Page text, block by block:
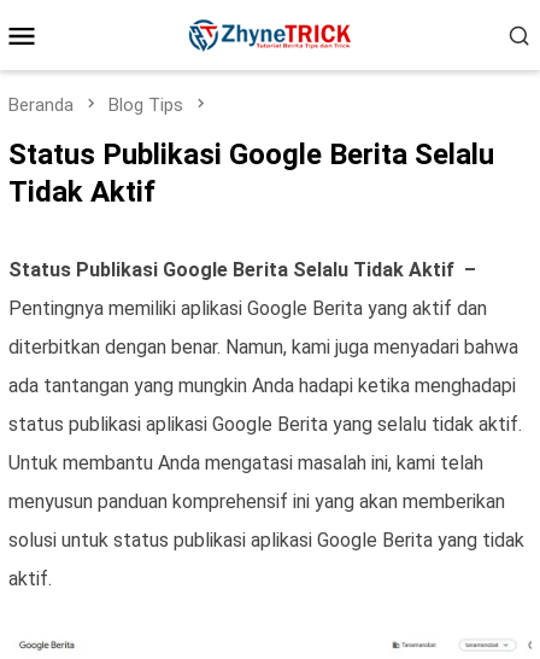
ke
Mobile
Beranda Blog Tips
Status Publikasi Google Berita Selalu
Tidak Aktif
Status Publikasi Google Berita Selalu Tidak Aktif –
Pentingnya memiliki aplikasi Google Berita yang aktif dan
diterbitkan dengan benar. Namun, kami juga menyadari bahwa
ada tantangan yang mungkin Anda hadapi ketika menghadapi
status publikasi aplikasi Google Berita yang selalu tidak aktif.
Untuk membantu Anda mengatasi masalah ini, kami telah
menyusun panduan komprehensif ini yang akan memberikan
solusi untuk status publikasi aplikasi Google Berita yang tidak
aktif.